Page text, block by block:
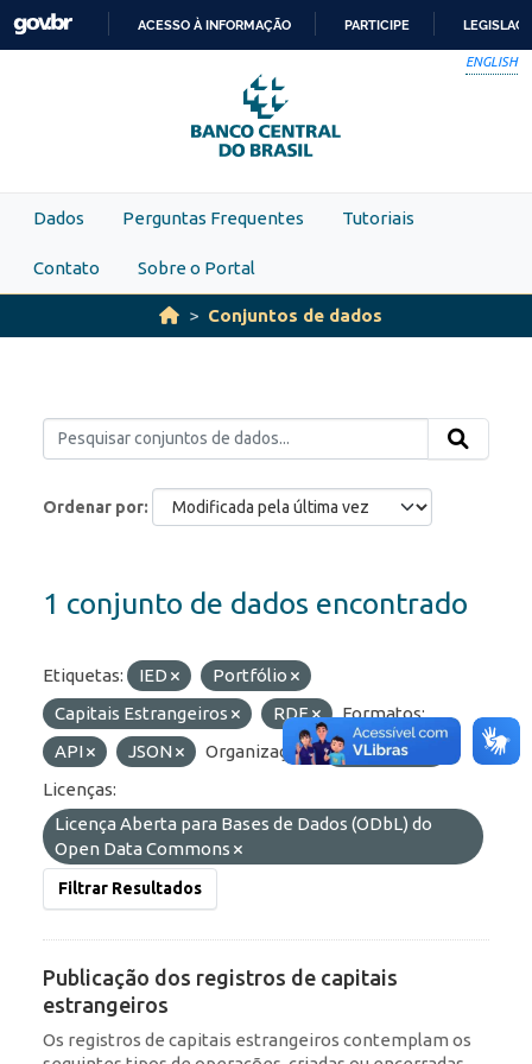
Skip to main content
PARA
O
CONTEÚDO
ACESSO À INFORMAÇÃO PARTICIPE
ENGLISH
Dados Perguntas Frequentes Tutoriais
Contato Sobre o Portal
Conjuntos de dados
Ordenar por
1 conjunto de dados encontrado
Etiquetas: IED
Portfólio
Capitais Estrangeiros
RDE
Formatos:
API
JSON Organizações:
BCB/Dstat
Licenças:
Licença Aberta para Bases de Dados (ODbL) do
Open Data Commons
Filtrar Resultados
Publicação dos registros de capitais
estrangeiros
Os registros de capitais estrangeiros contemplam os